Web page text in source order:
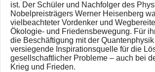
ist. Der Schüler und Nachfolger des
Nobelpreisträgers Werner Heisenberg
vielbeachteter Vordenker und
Ökologie- und Friedensbewegung. Für
die Beschäftigung mit der
versiegende Inspirationsquelle für die
gesellschaftlicher Probleme – auch bei
Krieg und Frieden.